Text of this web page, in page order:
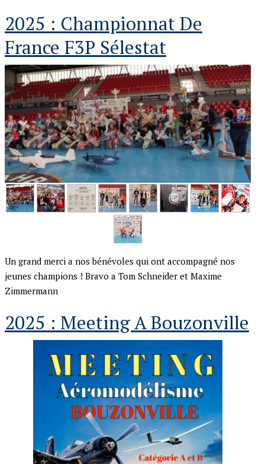
2025 : Championnat De
France F3P Sélestat
Un grand merci a nos bénévoles qui ont accompagné nos
jeunes champions ! Bravo a Tom Schneider et Maxime
Zimmermann
2025 : Meeting A Bouzonville